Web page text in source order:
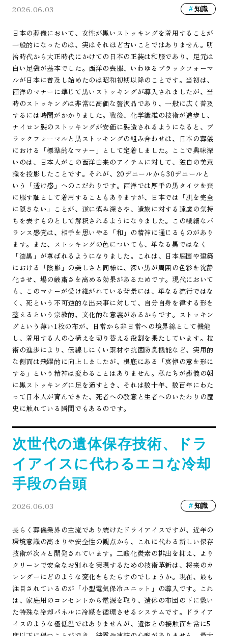
2026.06.03 知識
日本の葬儀において、女性が黒いストッキングを着用することが
一般的になったのは、実はそれほど古いことではありません。明
治時代から大正時代にかけての日本の正装は和服であり、足元は
白い足袋が基本でした。西洋の喪服、いわゆるブラックフォーマ
ルが日本に普及し始めたのは昭和初期以降のことです。当初は、
西洋のマナーに準じて黒いストッキングが導入されましたが、当
時のストッキングは非常に高価な贅沢品であり、一般に広く普及
するには時間がかかりました。戦後、化学繊維の技術が進歩し、
ナイロン製のストッキングが安価に製造されるようになると、ブ
ラックフォーマルと黒ストッキングの組み合わせは、日本の葬儀
における「標準的なマナー」として定着しました。ここで興味深
いのは、日本人がこの西洋由来のアイテムに対して、独自の美意
識を投影したことです。それが、20デニールから30デニールと
いう「透け感」へのこだわりです。西洋では厚手の黒タイツを喪
に服す証として着用することもありますが、日本では「肌を完全
に隠さない」ことが、逆に慎み深さや、遺族に対する遠慮の気持
ちを表すものとして解釈されるようになりました。この繊細なバ
ランス感覚は、相手を思いやる「和」の精神に通じるものがあり
ます。また、ストッキングの色についても、単なる黒ではなく
「漆黒」が尊ばれるようになりました。これは、日本庭園や建築
における「陰影」の美しさと同様に、深い黒が周囲の色彩を沈静
化させ、場の厳粛さを高める効果があるためです。現代において
も、このマナーが受け継がれている背景には、単なる流行ではな
く、死という不可逆的な出来事に対して、自分自身を律する形を
整えるという宗教的、文化的な意義があるからです。ストッキン
グという薄い1枚の布が、日常から非日常への境界線として機能
し、着用する人の心構えを切り替える役割を果たしています。技
術の進歩により、伝線しにくい素材や抗菌防臭機能など、実用的
な側面は飛躍的に向上しましたが、根底にある「哀悼の意を形に
する」という精神は変わることはありません。私たちが葬儀の朝
に黒ストッキングに足を通すとき、それは数十年、数百年にわた
って日本人が育んできた、死者への敬意と生者へのいたわりの歴
史に触れている瞬間でもあるのです。
次世代の遺体保存技術、ドラ
イアイスに代わるエコな冷却
手段の台頭
2026.06.03 知識
長らく葬儀業界の主流であり続けたドライアイスですが、近年の
環境意識の高まりや安全性の観点から、これに代わる新しい保存
技術が次々と開発されています。二酸化炭素の排出を抑え、より
クリーンで安全なお別れを実現するための技術革新は、将来のカ
レンダーにどのような変化をもたらすのでしょうか。現在、最も
注目されているのが「小型電気保冷ユニット」の導入です。これ
は、家庭用のコンセントから電源を取り、遺体の布団の下に敷い
た特殊な冷却パネルに冷媒を循環させるシステムです。ドライア
イスのような極低温ではありませんが、遺体との接触面を常に5